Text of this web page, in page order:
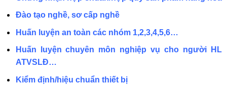
Đào tạo nghề, sơ cấp nghề
Huấn luyện an toàn các nhóm 1,2,3,4,5,6…
Huấn luyện chuyên môn nghiệp vụ cho người HL
ATVSLĐ…
Kiểm định/hiệu chuẩn thiết bị